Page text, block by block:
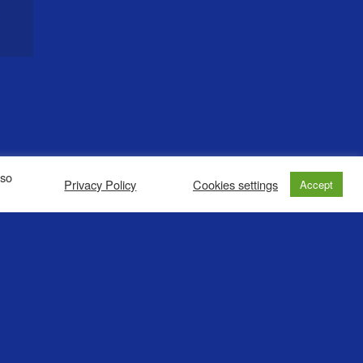
Privacy Policy Cookies settings Accept